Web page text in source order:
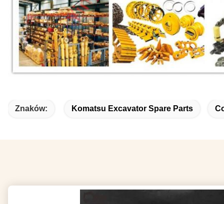
Znaków: Komatsu Excavator Spare Parts